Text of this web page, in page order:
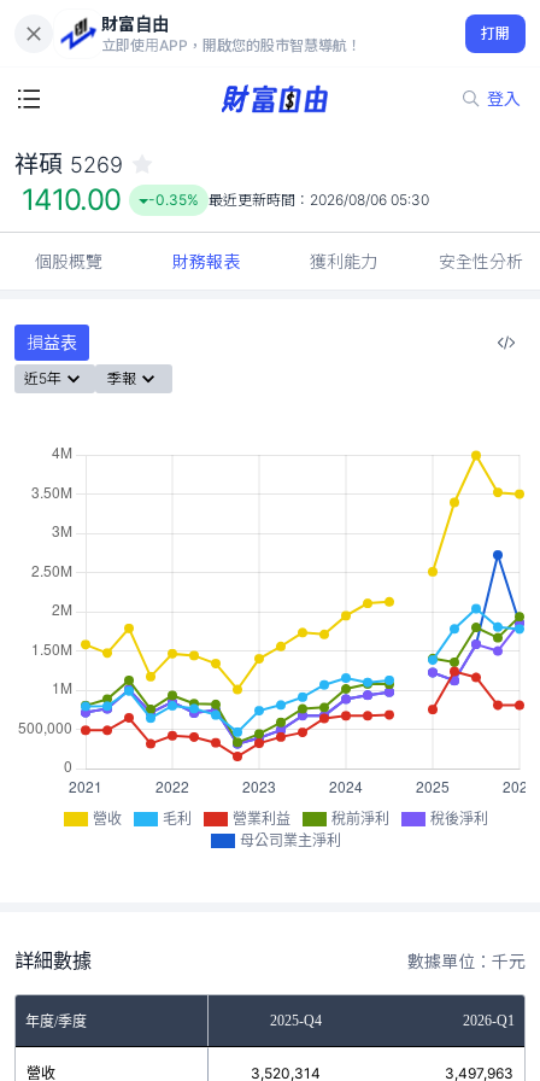
財富自由
立即使用APP，開啟您的股市智慧導航！
打開
登入
1410.00
-0.35%
祥碩 5269
1410.00 -0.35% 最近更新時間： 2026/08/06 05:30
個股概覽 財務報表 獲利能力 安全性分析
損益表
近5年 季報
營收 毛利 營業利益 稅前淨利
稅後淨利
母公司業主淨利
詳細數據 數據單位：千元
年度/季度2025-Q3 2025-Q4 2026-Q1
營收 3,520,314 3,497,963